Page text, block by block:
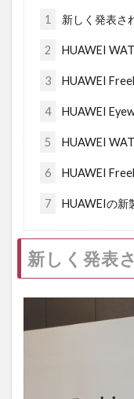
1 新しく発表さ
2 HUAWEI
3 HUAWEI
4 HUAWEI
5 HUAWEI
6 HUAWEI
7 HUAWEIの新
新しく発表